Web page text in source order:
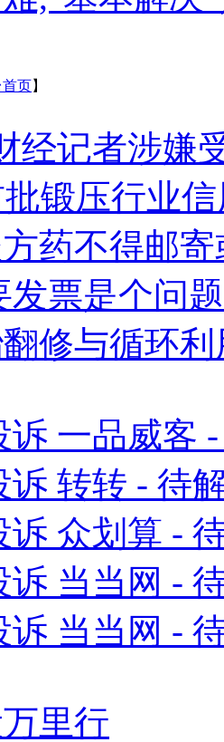
页】
经记者涉嫌
锻压行业
药不得邮
发票是个问题
修与循环利
诉 一品威客
诉 转转 - 待
诉 众划算 -
诉 当当网 -
诉 当当网 -
里行